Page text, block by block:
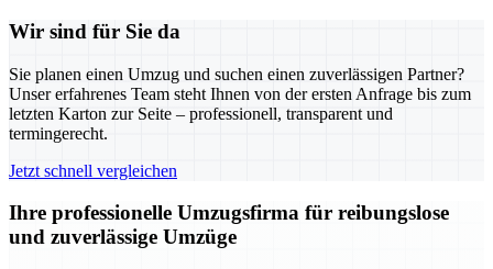
Wir sind für Sie da
Sie planen einen Umzug und suchen einen zuverlässigen Partner?
Unser erfahrenes Team steht Ihnen von der ersten Anfrage bis zum
letzten Karton zur Seite – professionell, transparent und
termingerecht.
Jetzt schnell vergleichen
Ihre professionelle Umzugsfirma für reibungslose
und zuverlässige Umzüge